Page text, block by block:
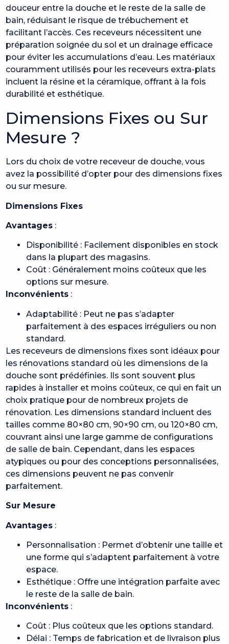
douceur entre la douche et le reste de la salle de
bain, réduisant le risque de trébuchement et
facilitant l’accès. Ces receveurs nécessitent une
préparation soignée du sol et un drainage efficace
pour éviter les accumulations d’eau. Les matériaux
couramment utilisés pour les receveurs extra-plats
incluent la résine et la céramique, offrant à la fois
durabilité et esthétique.
Dimensions Fixes ou Sur
Mesure ?
Lors du choix de votre receveur de douche, vous
avez la possibilité d’opter pour des dimensions fixes
ou sur mesure.
Dimensions Fixes
Avantages :
Disponibilité : Facilement disponibles en stock
dans la plupart des magasins.
Coût : Généralement moins coûteux que les
options sur mesure.
Inconvénients :
Adaptabilité : Peut ne pas s’adapter
parfaitement à des espaces irréguliers ou non
standard.
Les receveurs de dimensions fixes sont idéaux pour
les rénovations standard où les dimensions de la
douche sont prédéfinies. Ils sont souvent plus
rapides à installer et moins coûteux, ce qui en fait un
choix pratique pour de nombreux projets de
rénovation. Les dimensions standard incluent des
tailles comme 80×80 cm, 90×90 cm, ou 120×80 cm,
couvrant ainsi une large gamme de configurations
de salle de bain. Cependant, dans les espaces
atypiques ou pour des conceptions personnalisées,
ces dimensions peuvent ne pas convenir
parfaitement.
Sur Mesure
Avantages :
Personnalisation : Permet d’obtenir une taille et
une forme qui s’adaptent parfaitement à votre
espace.
Esthétique : Offre une intégration parfaite avec
le reste de la salle de bain.
Inconvénients :
Coût : Plus coûteux que les options standard.
Délai : Temps de fabrication et de livraison plus